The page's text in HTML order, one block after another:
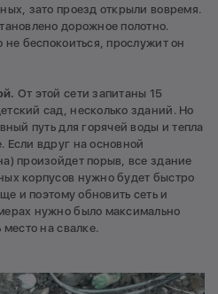
зато проезд открыли вовремя.
дорожное полотно.
не беспокоиться, прослужит он
От этой сети запитаны 15
сад, несколько зданий. Но
путь для горячей воды и тепла
Если вдруг на основной
произойдет порыв, все здание
корпусов нужно будет быстро
и поэтому обновить сеть и
нужно было максимально
на свалке.